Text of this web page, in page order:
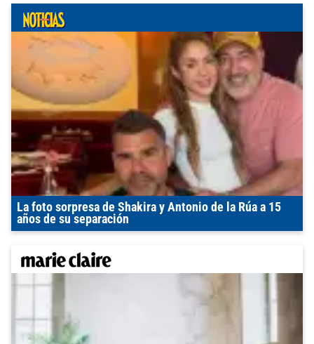
La foto sorpresa de Shakira y Antonio de la Rúa a 15
años de su separación